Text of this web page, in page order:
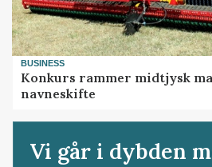
BUSINESS
Konkurs rammer midtjysk
navneskifte
Vi går i dybden